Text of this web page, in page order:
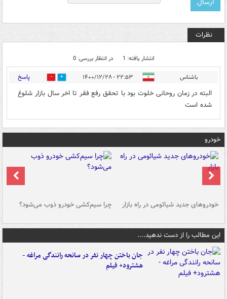
نظرات
انتشار یافته: 1 در انتظار بررسی: 0
باشناس ۲۲:۵۳ - ۱۴۰۰/۱۲/۲۸ 0 پاسخ
البته در زمان روحانی خلوت بود با تحقق رفع فقر تا اخر سال بازار شلوغ
شده است
خودرو
خودروهای جدید شیائومی در راه بازار چرا سیم‌کشی خودرو ذوب می‌شود؟
این مطالب را از دست ندهید....
جان باختن چهار نفر در سانحه رانندگی مراغه -
هشترود+ فیلم